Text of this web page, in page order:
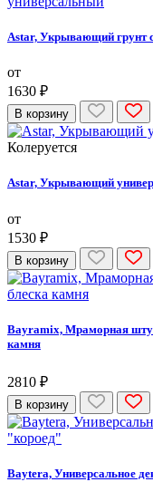
Astar, Укрывающий грунт
от
1630 ₽
В корзину
Колеруется
Astar, Укрывающий
от
1530 ₽
В корзину
Bayramix, Мраморная
камня
2810 ₽
В корзину
Baytera, Универсальное